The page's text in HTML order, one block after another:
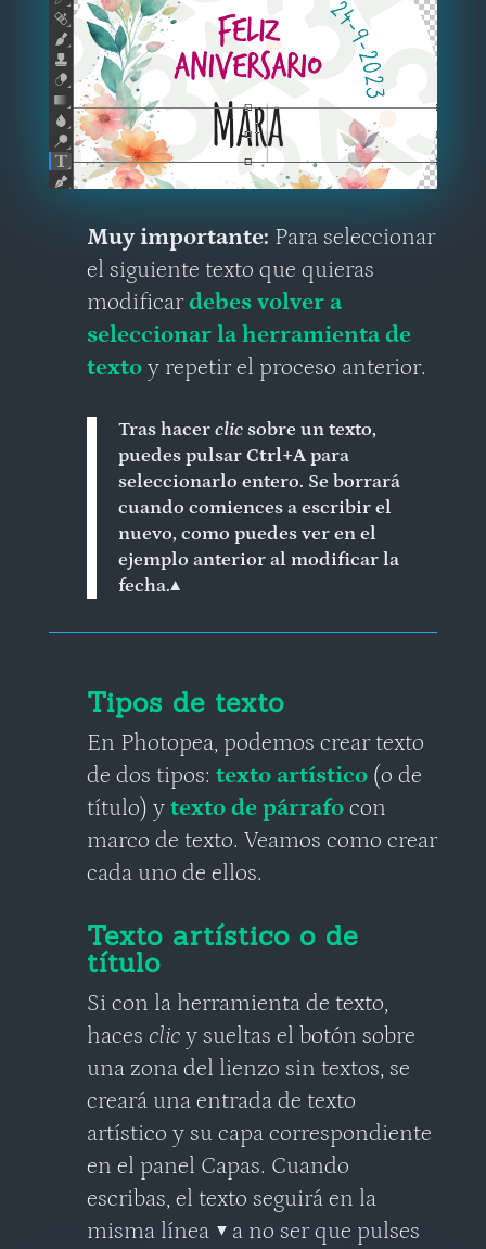
Muy importante: Para seleccionar
el siguiente texto que quieras
modificardebes volver a
seleccionar la herramienta de
textoy repetir el proceso anterior.
Tras hacer clicsobre un texto,
puedes pulsar Ctrl+Apara
seleccionarlo entero. Se borrará
cuando comiences a escribir el
nuevo, como puedes ver en el
ejemplo anterior al modificar la
fecha.▲
Tipos de texto
En Photopea, podemos crear texto
de dos tipos: texto artístico(o de
título) y texto de párrafocon
marco de texto. Veamos como crear
cada uno de ellos.
Texto artístico o de
título
Si con la herramienta de texto,
haces clicy sueltas el botón sobre
una zona del lienzo sin textos, se
creará una entrada de texto
artístico y su capa correspondiente
en el panel Capas. Cuando
escribas, el texto seguirá en la
misma línea ▼a no ser que pulses